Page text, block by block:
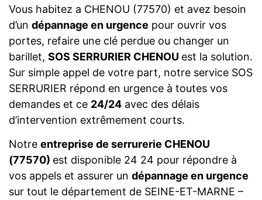
Vous habitez a CHENOU (77570) et avez besoin
d’un dépannage en urgence pour ouvrir vos
portes, refaire une clé perdue ou changer un
barillet, SOS SERRURIER CHENOU est la solution.
Sur simple appel de votre part, notre service SOS
SERRURIER répond en urgence à toutes vos
demandes et ce 24/24 avec des délais
d’intervention extrêmement courts.
Notre entreprise de serrurerie CHENOU
(77570) est disponible 24 24 pour répondre à
vos appels et assurer un dépannage en urgence
sur tout le département de SEINE-ET-MARNE –